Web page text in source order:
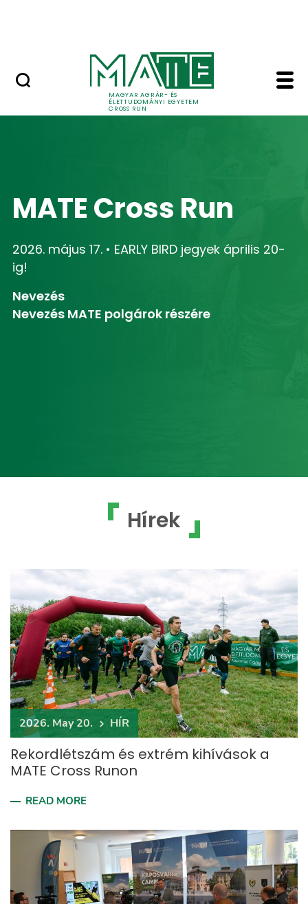
MAGYAR AGRÁR- ÉS
ÉLETTUDOMÁNYI EGYETEM
CROSS RUN
Home - MATE Cross
MATE Cross Run
2026. május 17. • EARLY BIRD jegyek április 20-
ig!
Nevezés
Nevezés MATE polgárok részére
Hírek
2026. May 20. HÍR
Rekordlétszám és extrém kihívások a
MATE Cross Runon
READ MORE